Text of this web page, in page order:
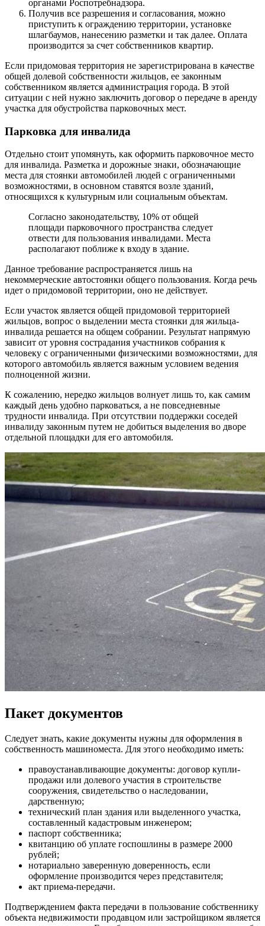
органами Роспотребнадзора.
Получив все разрешения и согласования, можно
приступить к ограждению территории, установке
шлагбаумов, нанесению разметки и так далее. Оплата
производится за счет собственников квартир.
Если придомовая территория не зарегистрирована в качестве
общей долевой собственности жильцов, ее законным
собственником является администрация города. В этой
ситуации с ней нужно заключить договор о передаче в аренду
участка для обустройства парковочных мест.
Парковка для инвалида
Отдельно стоит упомянуть, как оформить парковочное место
для инвалида. Разметка и дорожные знаки, обозначающие
места для стоянки автомобилей людей с ограниченными
возможностями, в основном ставятся возле зданий,
относящихся к культурным или социальным объектам.
Согласно законодательству, 10% от общей
площади парковочного пространства следует
отвести для пользования инвалидами. Места
располагают поближе к входу в здание.
Данное требование распространяется лишь на
некоммерческие автостоянки общего пользования. Когда речь
идет о придомовой территории, оно не действует.
Если участок является общей придомовой территорией
жильцов, вопрос о выделении места стоянки для жильца-
инвалида решается на общем собрании. Результат напрямую
зависит от уровня сострадания участников собрания к
человеку с ограниченными физическими возможностями, для
которого автомобиль является важным условием ведения
полноценной жизни.
К сожалению, нередко жильцов волнует лишь то, как самим
каждый день удобно парковаться, а не повседневные
трудности инвалида. При отсутствии поддержки соседей
инвалиду законным путем не добиться выделения во дворе
отдельной площадки для его автомобиля.
Пакет документов
Следует знать, какие документы нужны для оформления в
собственность машиноместа. Для этого необходимо иметь:
правоустанавливающие документы: договор купли-
продажи или долевого участия в строительстве
сооружения, свидетельство о наследовании,
дарственную;
технический план здания или выделенного участка,
составленный кадастровым инженером;
паспорт собственника;
квитанцию об уплате госпошлины в размере 2000
рублей;
нотариально заверенную доверенность, если
оформление производится через представителя;
акт приема-передачи.
Подтверждением факта передачи в пользование собственнику
объекта недвижимости продавцом или застройщиком является